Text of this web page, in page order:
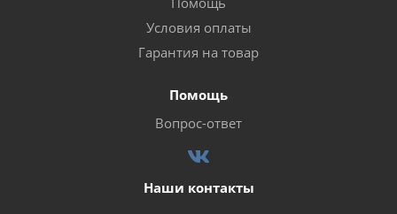
Условия оплаты
Гарантия на товар
Помощь
Вопрос-ответ
Наши контакты